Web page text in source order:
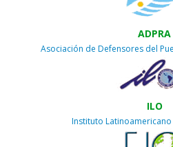
ADPRA
Asociación de Defensores del
ILO
Instituto